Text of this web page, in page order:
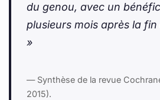
du genou, avec un
plusieurs mois après la
»
— Synthèse de la revue
2015).